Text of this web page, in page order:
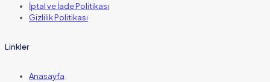
İptal ve İade Politikası
Gizlilik Politikası
Linkler
Anasayfa